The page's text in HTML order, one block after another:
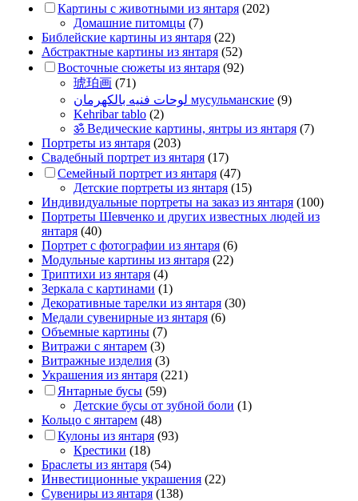
Картины с животными из янтаря (202)
Домашние питомцы (7)
Библейские картины из янтаря (22)
Абстрактные картины из янтаря (52)
Восточные сюжеты из янтаря (92)
琥珀画 (71)
لوحات فنيه بالكهرمان мусульманские (9)
Kehribar tablo (2)
ॐ Ведические картины, янтры из янтаря (7)
Портреты из янтаря (203)
Свадебный портрет из янтаря (17)
Семейный портрет из янтаря (47)
Детские портреты из янтаря (15)
Индивидуальные портреты на заказ из янтаря (100)
Портреты Шевченко и других известных людей из
янтаря (40)
Портрет c фотографии из янтаря (6)
Модульные картины из янтаря (22)
Триптихи из янтаря (4)
Зеркала с картинами (1)
Декоративные тарелки из янтаря (30)
Медали сувенирные из янтаря (6)
Объемные картины (7)
Витражи с янтарем (3)
Витражные изделия (3)
Украшения из янтаря (221)
Янтарные бусы (59)
Детские бусы от зубной боли (1)
Кольцо с янтарем (48)
Кулоны из янтаря (93)
Крестики (18)
Браслеты из янтаря (54)
Инвестиционные украшения (22)
Сувениры из янтаря (138)